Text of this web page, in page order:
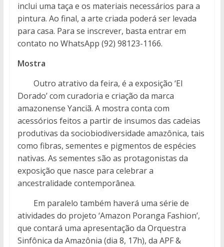
inclui uma taça e os materiais necessários para a
pintura. Ao final, a arte criada poderá ser levada
para casa. Para se inscrever, basta entrar em
contato no WhatsApp (92) 98123-1166.
Mostra
Outro atrativo da feira, é a exposição ‘El
Dorado’ com curadoria e criação da marca
amazonense Yanciã. A mostra conta com
acessórios feitos a partir de insumos das cadeias
produtivas da sociobiodiversidade amazônica, tais
como fibras, sementes e pigmentos de espécies
nativas. As sementes são as protagonistas da
exposição que nasce para celebrar a
ancestralidade contemporânea.
Em paralelo também haverá uma série de
atividades do projeto ‘Amazon Poranga Fashion’,
que contará uma apresentação da Orquestra
Sinfônica da Amazônia (dia 8, 17h), da APF &